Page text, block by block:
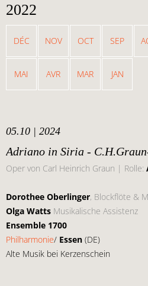
2022
DÉC NOV OCT SEP
MAI AVR MAR JAN
05.10 | 2024
Adriano in Siria -
Oper von Carl Heinrich Graun | Rolle:
Dorothee Oberlinger, Blockflöte &
Olga Watts Musikalische Assistenz
Ensemble 1700
Philharmonie/ Essen (DE)
Alte Musik bei Kerzenschein